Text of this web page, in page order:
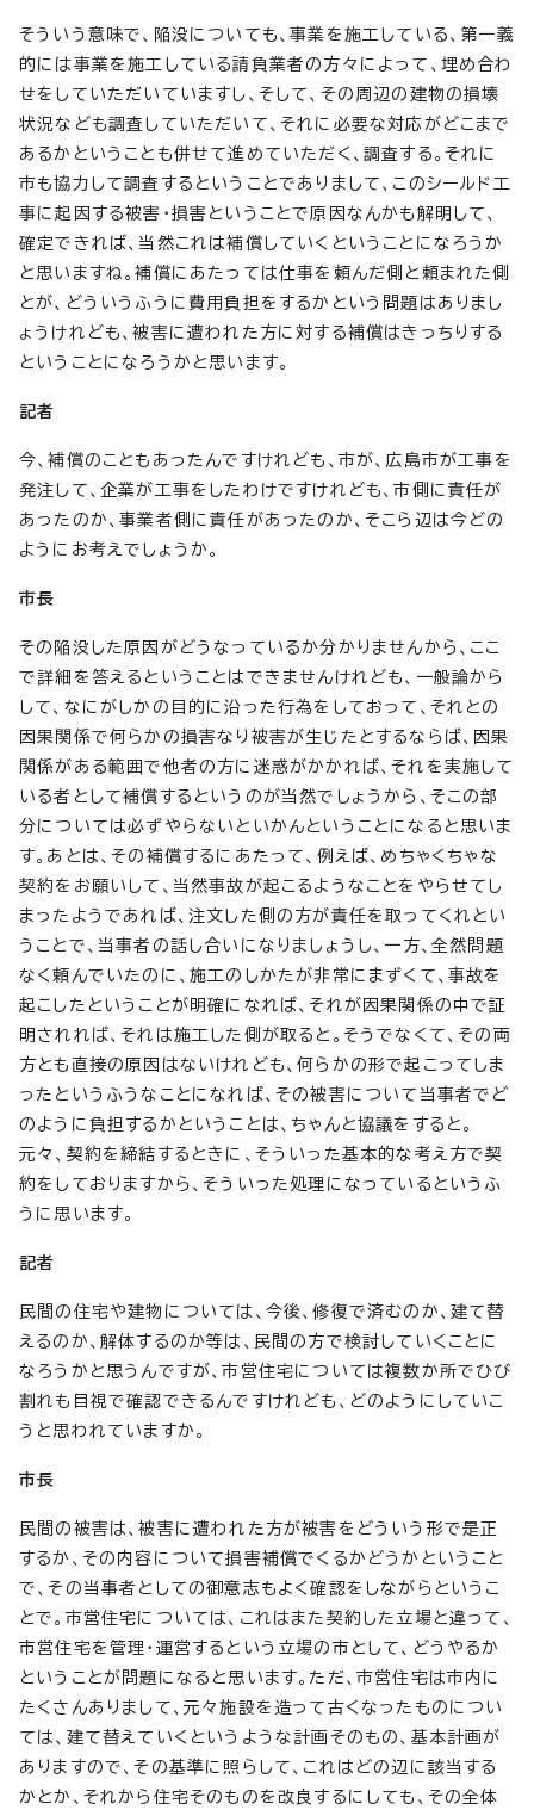
そういう意味で、陥没についても、事業を施工している、第一義
的には事業を施工している請負業者の方々によって、埋め合わ
せをしていただいていますし、そして、その周辺の建物の損壊
状況なども調査していただいて、それに必要な対応がどこまで
あるかということも併せて進めていただく、調査する。それに
市も協力して調査するということでありまして、このシールド工
事に起因する被害・損害ということで原因なんかも解明して、
確定できれば、当然これは補償していくということになろうか
と思いますね。補償にあたっては仕事を頼んだ側と頼まれた側
とが、どういうふうに費用負担をするかという問題はありまし
ょうけれども、被害に遭われた方に対する補償はきっちりする
ということになろうかと思います。
記者
今、補償のこともあったんですけれども、市が、広島市が工事を
発注して、企業が工事をしたわけですけれども、市側に責任が
あったのか、事業者側に責任があったのか、そこら辺は今どの
ようにお考えでしょうか。
市長
その陥没した原因がどうなっているか分かりませんから、ここ
で詳細を答えるということはできませんけれども、一般論から
して、なにがしかの目的に沿った行為をしておって、それとの
因果関係で何らかの損害なり被害が生じたとするならば、因果
関係がある範囲で他者の方に迷惑がかかれば、それを実施して
いる者として補償するというのが当然でしょうから、そこの部
分については必ずやらないといかんということになると思いま
す。あとは、その補償するにあたって、例えば、めちゃくちゃな
契約をお願いして、当然事故が起こるようなことをやらせてし
まったようであれば、注文した側の方が責任を取ってくれとい
うことで、当事者の話し合いになりましょうし、一方、全然問題
なく頼んでいたのに、施工のしかたが非常にまずくて、事故を
起こしたということが明確になれば、それが因果関係の中で証
明されれば、それは施工した側が取ると。そうでなくて、その両
方とも直接の原因はないけれども、何らかの形で起こってしま
ったというふうなことになれば、その被害について当事者でど
のように負担するかということは、ちゃんと協議をすると。
元々、契約を締結するときに、そういった基本的な考え方で契
約をしておりますから、そういった処理になっているというふ
うに思います。
記者
民間の住宅や建物については、今後、修復で済むのか、建て替
えるのか、解体するのか等は、民間の方で検討していくことに
なろうかと思うんですが、市営住宅については複数か所でひび
割れも目視で確認できるんですけれども、どのようにしていこ
うと思われていますか。
市長
民間の被害は、被害に遭われた方が被害をどういう形で是正
するか、その内容について損害補償でくるかどうかということ
で、その当事者としての御意志もよく確認をしながらというこ
とで。市営住宅については、これはまた契約した立場と違って、
市営住宅を管理・運営するという立場の市として、どうやるか
ということが問題になると思います。ただ、市営住宅は市内に
たくさんありまして、元々施設を造って古くなったものについ
ては、建て替えていくというような計画そのもの、基本計画が
ありますので、その基準に照らして、これはどの辺に該当する
かとか、それから住宅そのものを改良するにしても、その全体